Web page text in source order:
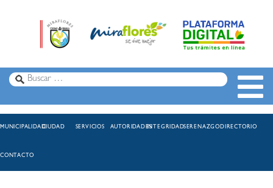
MUNICIPALIDADCIUDAD SERVICIOS AUTORIDADESINTEGRIDADSERENAZGODIRECTORIO
CONTACTO